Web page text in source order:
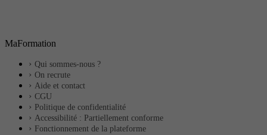
MaFormation
Qui sommes-nous ?
On recrute
Aide et contact
CGU
Politique de confidentialité
Accessibilité : Partiellement conforme
Fonctionnement de la plateforme